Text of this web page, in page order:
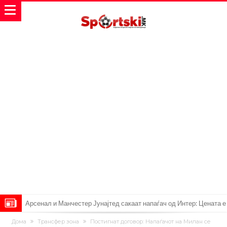
Арсенал и Манчестер Јунајтед сакаат напаѓач од Интер: Цената е
85 милиони евра
Манчестер Сити за 100 милиони евра ја носи сензацијата од СП
Дома Трансфер зона
Постигнат договор: Напаѓачот на Милан се